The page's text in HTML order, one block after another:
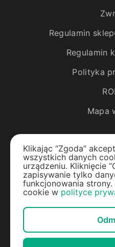
Regulamin
Regulamin
Polityka
Mapa
Rośliny
Drzewa
Rośliny
Klikając “Zgoda”
wszystkich danych
urządzeniu. Kliknięcie
zapisywanie tylko
funkcjonowania
cookie w polityce